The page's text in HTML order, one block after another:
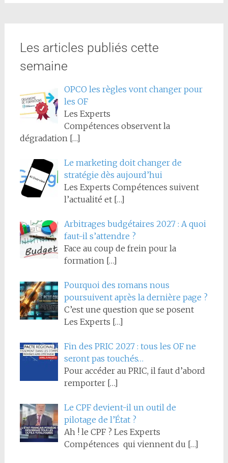
Les articles publiés cette
semaine
OPCO les règles vont changer pour
les OF
Les Experts
Compétences observent la
dégradation […]
Le marketing doit changer de
stratégie dès aujourd’hui
Les Experts Compétences suivent
l’actualité et […]
Arbitrages budgétaires 2027 : A quoi
faut-il s’attendre ?
Face au coup de frein pour la
formation […]
Pourquoi des romans nous
poursuivent après la dernière page ?
C’est une question que se posent
Les Experts […]
Fin des PRIC 2027 : tous les OF ne
seront pas touchés…
Pour accéder au PRIC, il faut d’abord
remporter […]
Le CPF devient-il un outil de
pilotage de l’État ?
Ah ! le CPF ? Les Experts
Compétences qui viennent du […]